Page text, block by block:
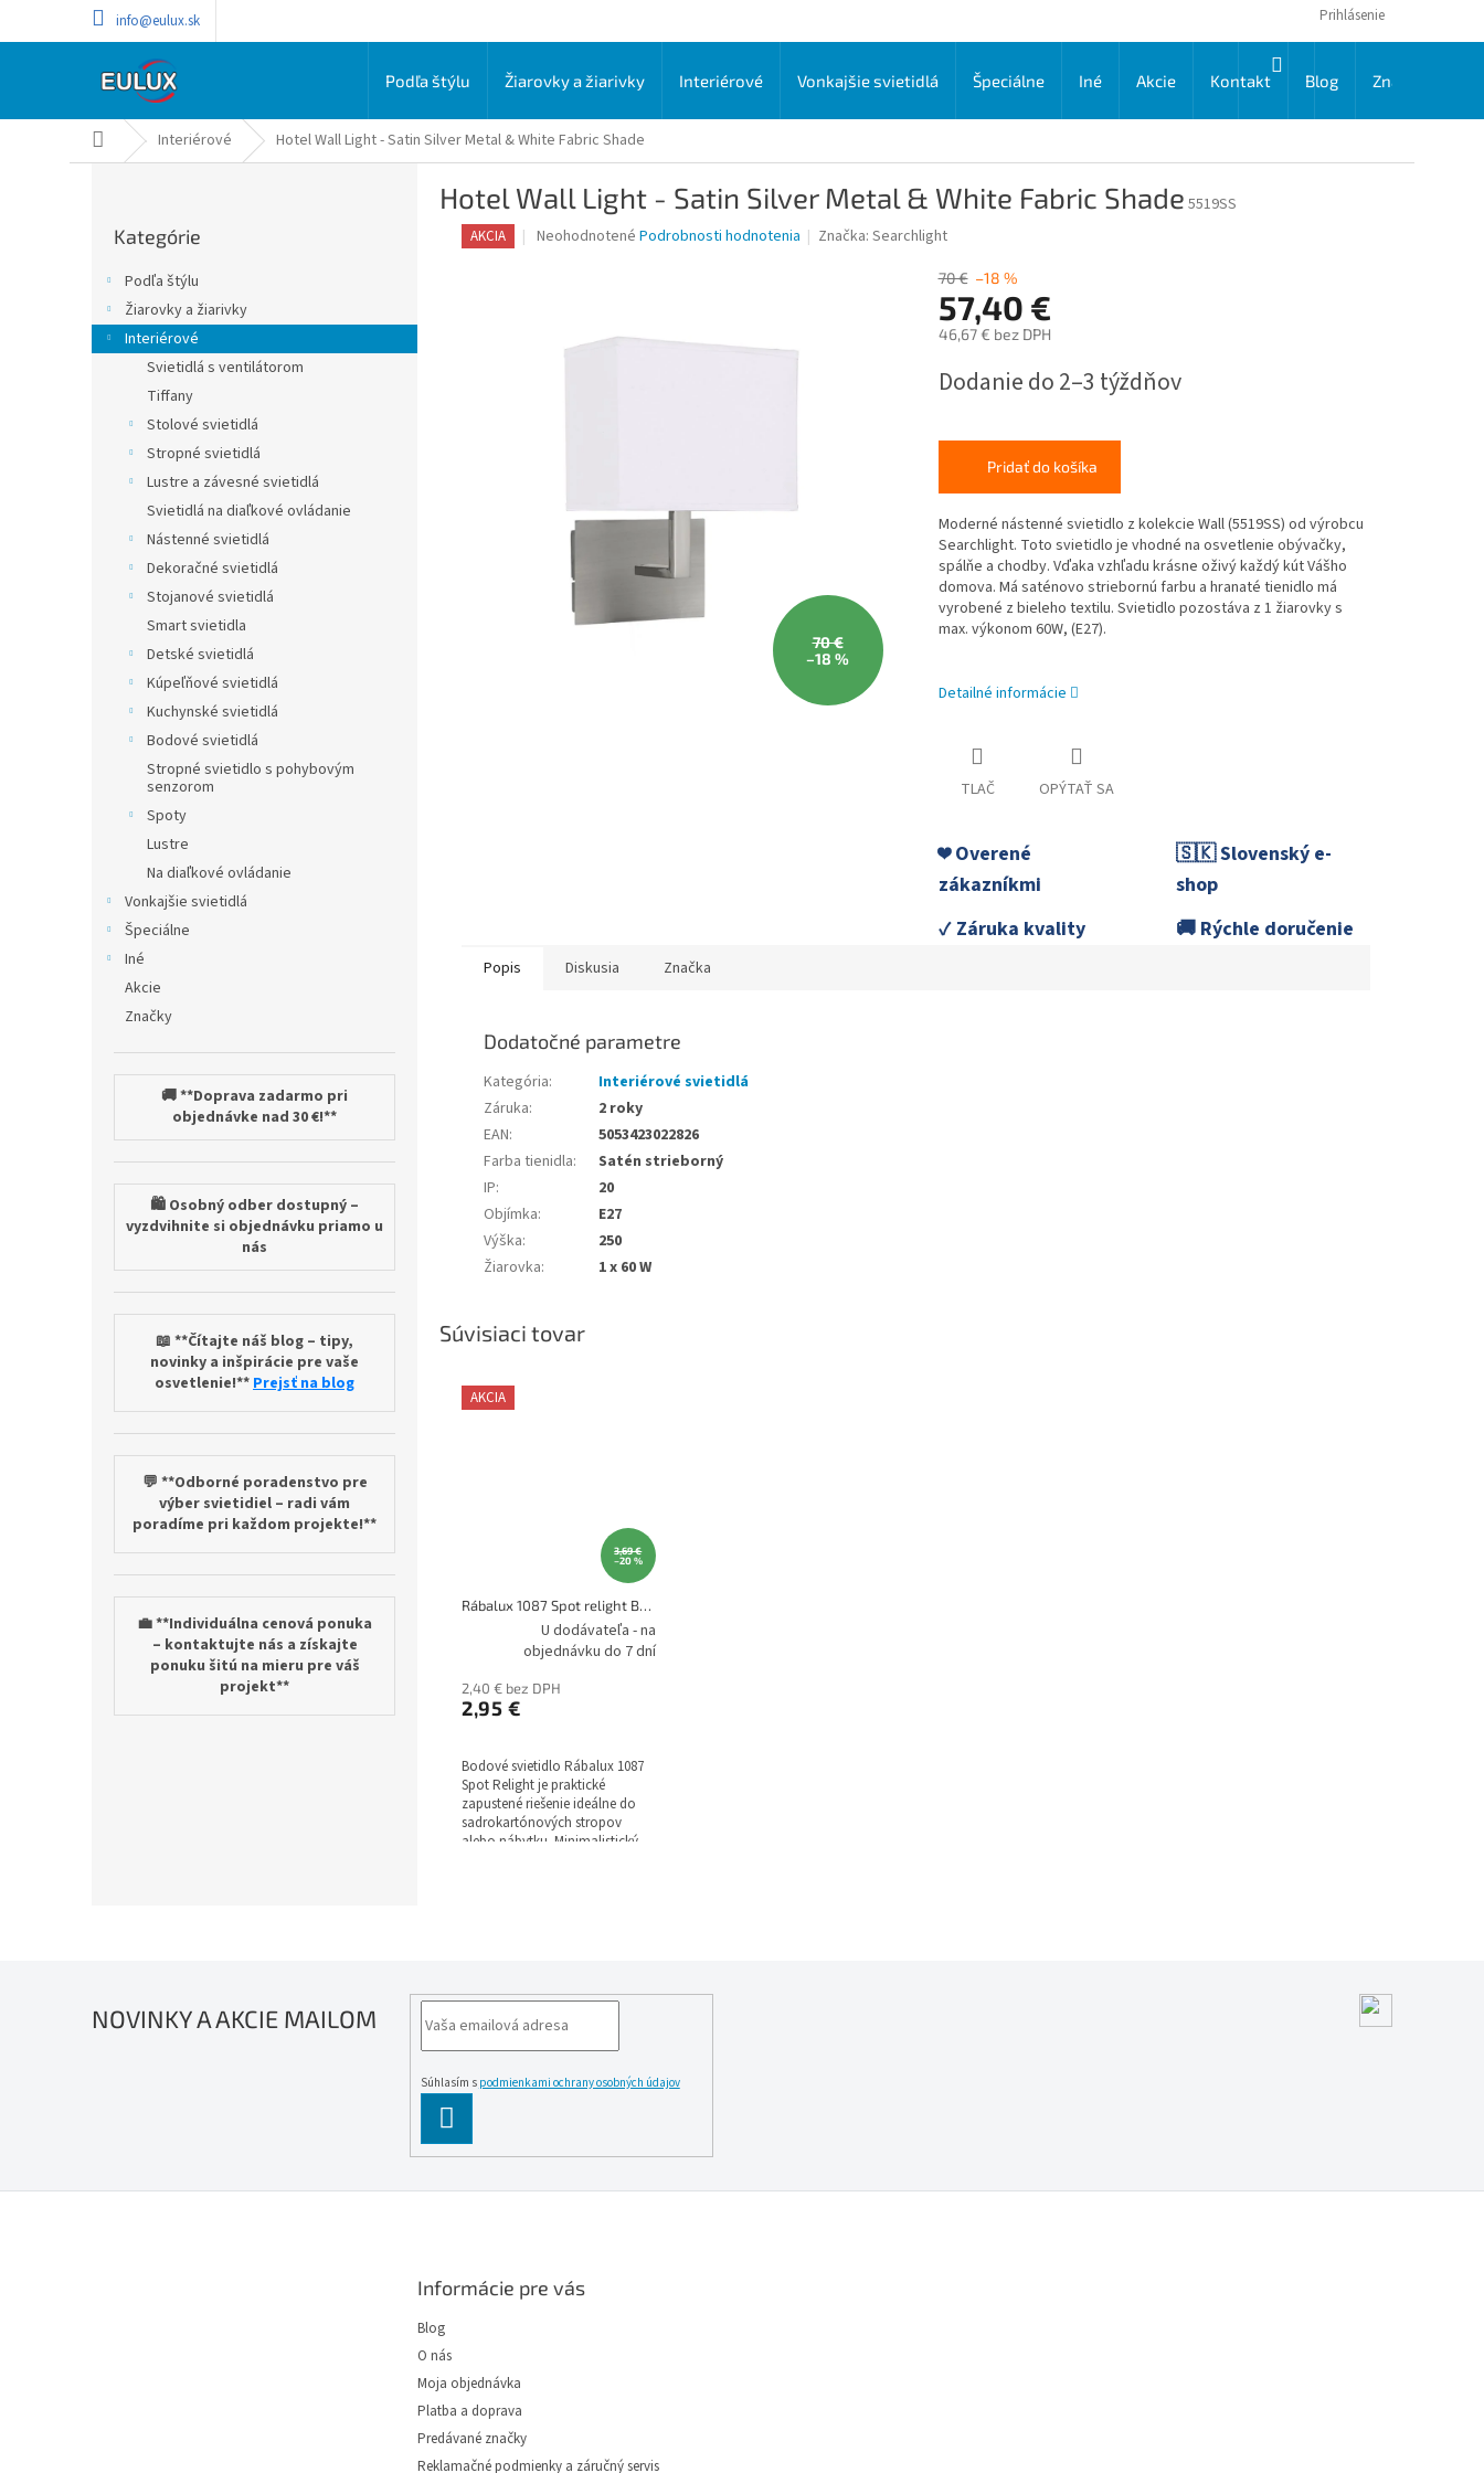
info@eulux.sk Prihlásenie
NÁKUPNÝ
Podľa štýlu Žiarovky a žiarivky Interiérové Vonkajšie svietidlá Špeciálne Iné Akcie Kontakt Blog Značky
DomovInteriérové Hotel Wall Light - Satin Silver Metal & White Fabric Shade
a
kategórie
Kategórie
Podľa štýlu
Žiarovky a žiarivky
Interiérové
Svietidlá s ventilátorom
Tiffany
Stolové svietidlá
Stropné svietidlá
Lustre a závesné svietidlá
Svietidlá na diaľkové ovládanie
Nástenné svietidlá
Dekoračné svietidlá
Stojanové svietidlá
Smart svietidla
Detské svietidlá
Kúpeľňové svietidlá
Kuchynské svietidlá
Bodové svietidlá
Stropné svietidlo s pohybovým
senzorom
Spoty
Lustre
Na diaľkové ovládanie
Vonkajšie svietidlá
Špeciálne
Iné
Akcie
Značky
🚚 **Doprava zadarmo pri
objednávke nad 30 €!**
🛍️ Osobný odber dostupný –
vyzdvihnite si objednávku priamo u
nás
📖 **Čítajte náš blog – tipy,
novinky a inšpirácie pre vaše
osvetlenie!**Prejsť na blog
💬 **Odborné poradenstvo pre
výber svietidiel – radi vám
poradíme pri každom projekte!**
💼 **Individuálna cenová ponuka
– kontaktujte nás a získajte
ponuku šitú na mieru pre váš
projekt**
Hotel Wall Light - Satin Silver Metal & White Fabric Shade 5519SS
AKCIA
Priemerné
Neohodnotené Podrobnosti hodnotenia Značka:Searchlight
70 €
–18 %
70 € –18 %
57,40 €
46,67 € bez DPH
cena:
Dodanie do 2–3 týždňov
Pridať do košíka
Moderné nástenné svietidlo z kolekcie Wall (5519SS) od výrobcu
Searchlight. Toto svietidlo je vhodné na osvetlenie obývačky,
spálňe a chodby. Vďaka vzhľadu krásne oživý každý kút Vášho
domova. Má saténovo striebornú farbu a hranaté tienidlo má
vyrobené z bieleho textilu. Svietidlo pozostáva z 1 žiarovky s
max. výkonom 60W, (E27).
Detailné informácie
TLAČ OPÝTAŤ SA
❤️ Overené
zákazníkmi
🇸🇰 Slovenský e-
shop
✓ Záruka kvality
🚚 Rýchle doručenie
Popis Diskusia Značka
Dodatočné parametre
Kategória:
Interiérové svietidlá
Záruka:
2 roky
EAN:
5053423022826
Farba tienidla:
Satén strieborný
IP:
20
Objímka:
E27
Výška:
250
Žiarovka: 1 x 60 W
Súvisiaci tovar
AKCIA
3,69 €
–20 %
Rábalux 1087 Spot relight Bodové svietidlo
U dodávateľa - na
objednávku do 7 dní
2,40 € bez DPH
2,95 €
Bodové svietidlo Rábalux 1087
Spot Relight je praktické
zapustené riešenie ideálne do
sadrokartónových stropov
alebo nábytku. Minimalistický
vašich potrieb.
NOVINKY A AKCIE MAILOM
Súhlasím s podmienkami ochrany osobných údajov
SE
Informácie pre vás
Blog
O nás
Moja objednávka
Platba a doprava
Predávané značky
Reklamačné podmienky a záručný servis